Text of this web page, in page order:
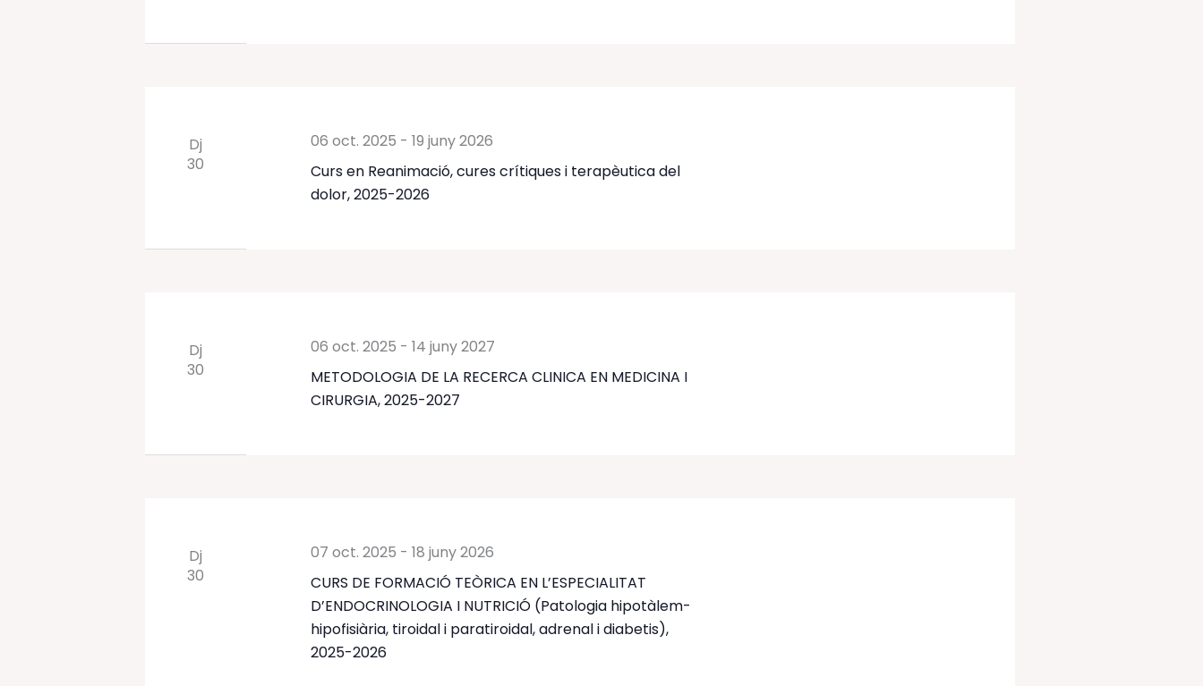
Dj
30
Curs en Reanimació, cures crítiques i terapèutica del
dolor, 2025-2026
06 oct. 2025 -19 juny 2026
Dj
30
METODOLOGIA DE LA RECERCA CLINICA EN MEDICINA I
CIRURGIA, 2025-2027
06 oct. 2025 -14 juny 2027
Dj
30
CURS DE FORMACIÓ TEÒRICA EN L’ESPECIALITAT
D’ENDOCRINOLOGIA I NUTRICIÓ (Patologia hipotàlem-
hipofisiària, tiroidal i paratiroidal, adrenal i diabetis),
2025-2026
07 oct. 2025 -18 juny 2026